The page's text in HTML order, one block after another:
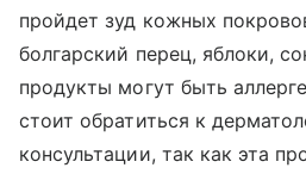
пройдет зуд кожных
болгарский перец, яблоки,
продукты могут быть
стоит обратиться к
консультации, так как эта